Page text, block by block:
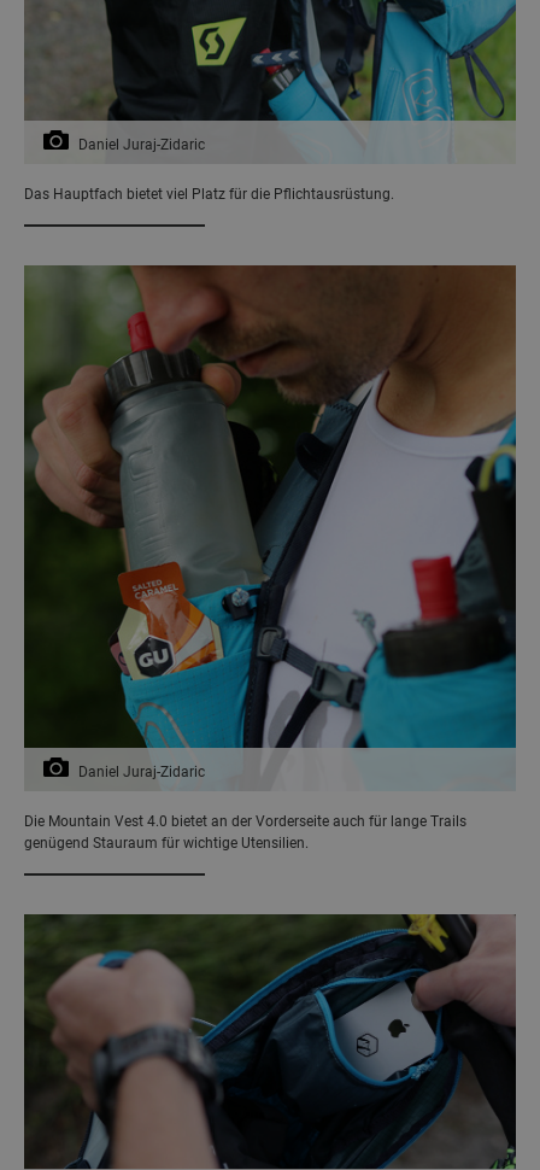
Daniel Juraj-Zidaric
Das Hauptfach bietet viel Platz für die Pflichtausrüstung.
Daniel Juraj-Zidaric
Die Mountain Vest 4.0 bietet an der Vorderseite auch für lange Trails
genügend Stauraum für wichtige Utensilien.